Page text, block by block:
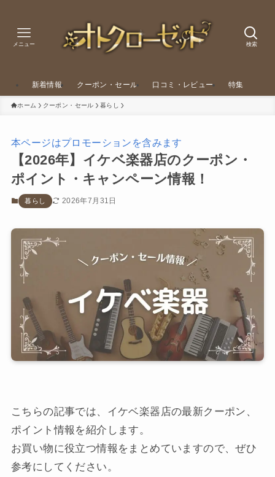
検索
メニュー
新着情報 クーポン・セール 口コミ・レビュー 特集
ホーム クーポン・セール 暮らし
本ページはプロモーションを含みます
【2026年】イケベ楽器店のクーポン・
ポイント・キャンペーン情報！
暮らし 2026年7月31日
こちらの記事では、イケベ楽器店の最新クーポン、
ポイント情報を紹介します。
お買い物に役立つ情報をまとめていますので、ぜひ
参考にしてください。